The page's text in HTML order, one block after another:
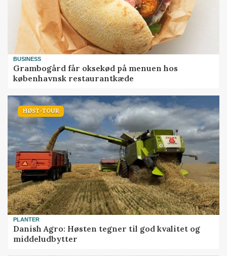
BUSINESS
Grambogård får oksekød på menuen hos
københavnsk restaurantkæde
HØST-TOUR
PLANTER
Danish Agro: Høsten tegner til god kvalitet og
middeludbytter